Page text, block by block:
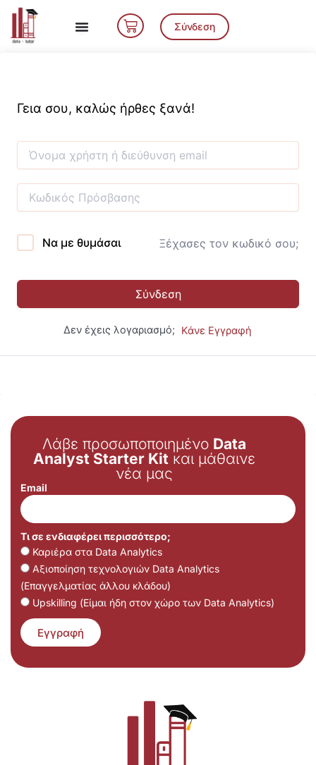
Μετάβαση
περιεχόμενο
Cart Σύνδεση
Γεια σου, καλώς ήρθες ξανά!
Να με θυμάσαι Ξέχασες τον κωδικό σου;
Σύνδεση
Δεν έχεις λογαριασμό; Κάνε Εγγραφή
Λάβε προσωποποιημένο Data
Analyst Starter Kit και μάθαινε
νέα μας
Email
Τι σε ενδιαφέρει περισσότερο;
Καριέρα στα Data Analytics
Αξιοποίηση τεχνολογιών Data Analytics
(Επαγγελματίας άλλου κλάδου)
Upskilling (Είμαι ήδη στον χώρο των Data Analytics)
Εγγραφή